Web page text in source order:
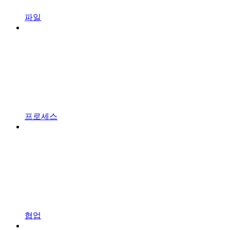
파일
프로세스
협업